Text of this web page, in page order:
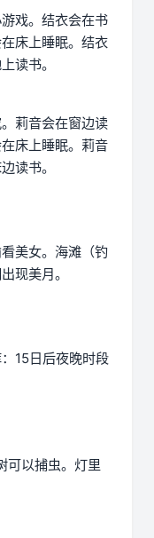
戏。 结衣会在书
床上睡眠。 结衣
读书。
莉音会在窗边读
床上睡眠。 莉音
读书。
美女。 海滩（钓
现美月。
15日后夜晚时段
可以捕虫。灯里